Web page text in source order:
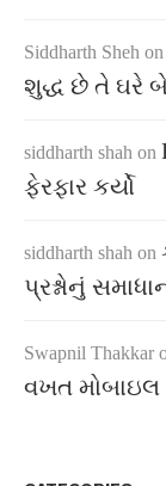
Siddharth Sheh on
શુદ્ધ છે તે ઘરે
siddharth shah on
ફેરફાર કર્યો
siddharth shah on
પ્રશ્નોનું
Swapnil Thakkar
વખત